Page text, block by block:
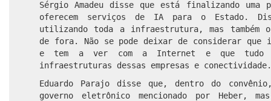
Sérgio Amadeu disse que está finalizando uma
oferecem serviços de IA para o Estado.
utilizando toda a infraestrutura, mas também
de fora. Não se pode deixar de considerar que
e tem a ver com a Internet e que tudo
infraestruturas dessas empresas e conectividade.
Eduardo Parajo disse que, dentro do
governo eletrônico mencionado por Heber,